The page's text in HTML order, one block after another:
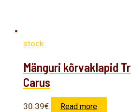
stock
Mänguri kõrvaklapid
Carus
30.39€ Read more